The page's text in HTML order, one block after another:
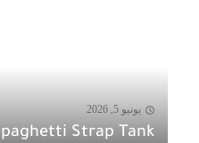
يونيو 5, 2026
Strap Tank